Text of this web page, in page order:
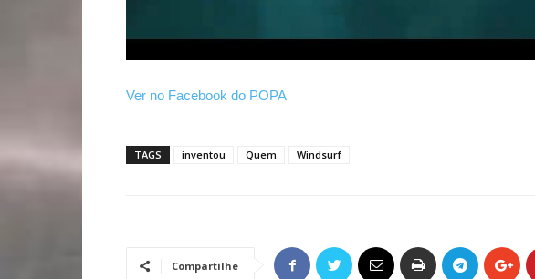
Ver no Facebook do POPA
TAGS inventou Quem Windsurf
Compartilhe